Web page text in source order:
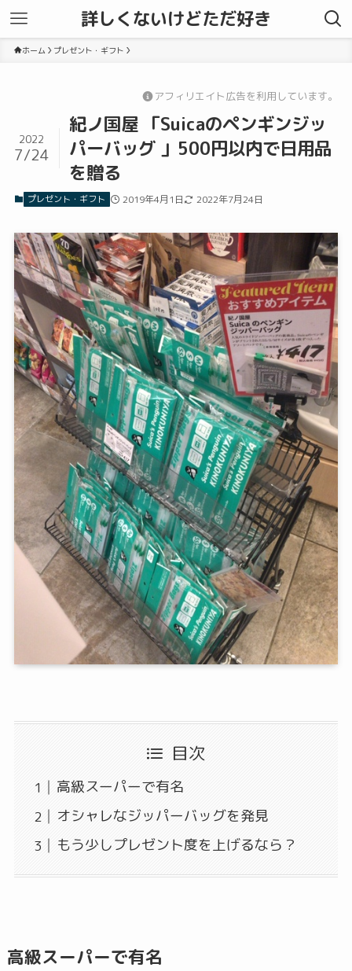
詳しくないけどただ好き
ホーム プレゼント・ギフト
アフィリエイト広告を利用しています。
紀ノ国屋 「Suicaのペンギンジッ
パーバッグ 」500円以内で日用品
を贈る
2022
7/24
プレゼント・ギフト 2019年4月1日 2022年7月24日
目次
高級スーパーで有名
オシャレなジッパーバッグを発見
もう少しプレゼント度を上げるなら？
高級スーパーで有名